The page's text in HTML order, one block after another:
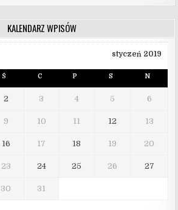
KALENDARZ WPISÓW
styczeń 2019
Ś C P S N
2 3 4 5 6
9 10 11 12 13
16 17 18 19 20
23 24 25 26 27
30 31